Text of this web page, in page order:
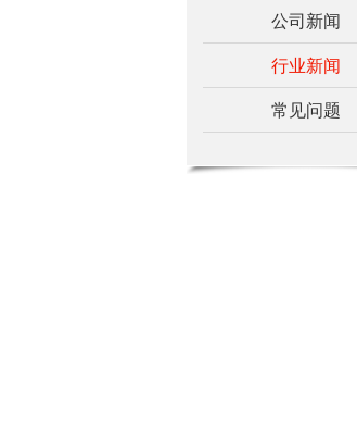
公司新闻
行业新闻
常见问题